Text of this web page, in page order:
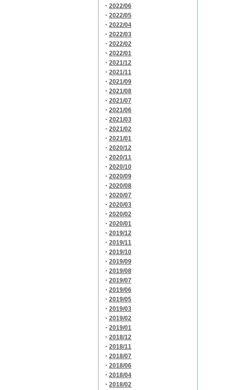
・ 2022/06
・ 2022/05
・ 2022/04
・ 2022/03
・ 2022/02
・ 2022/01
・ 2021/12
・ 2021/11
・ 2021/09
・ 2021/08
・ 2021/07
・ 2021/06
・ 2021/03
・ 2021/02
・ 2021/01
・ 2020/12
・ 2020/11
・ 2020/10
・ 2020/09
・ 2020/08
・ 2020/07
・ 2020/03
・ 2020/02
・ 2020/01
・ 2019/12
・ 2019/11
・ 2019/10
・ 2019/09
・ 2019/08
・ 2019/07
・ 2019/06
・ 2019/05
・ 2019/03
・ 2019/02
・ 2019/01
・ 2018/12
・ 2018/11
・ 2018/07
・ 2018/06
・ 2018/04
・ 2018/02